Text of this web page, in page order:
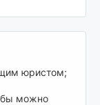
юристом;
можно